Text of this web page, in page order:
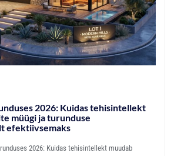
2026: Kuidas tehisintellekt
müügi ja turunduse
efektiivsemaks
2026: Kuidas tehisintellekt muudab